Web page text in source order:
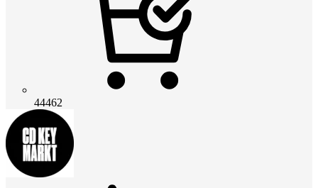
44462